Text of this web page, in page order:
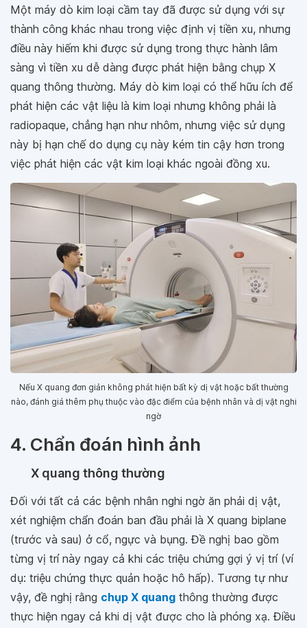
Một máy dò kim loại cầm tay đã được sử dụng với sự
thành công khác nhau trong việc định vị tiền xu, nhưng
điều này hiếm khi được sử dụng trong thực hành lâm
sàng vì tiền xu dễ dàng được phát hiện bằng chụp X
quang thông thường. Máy dò kim loại có thể hữu ích để
phát hiện các vật liệu là kim loại nhưng không phải là
radiopaque, chẳng hạn như nhôm, nhưng việc sử dụng
này bị hạn chế do dụng cụ này kém tin cậy hơn trong
việc phát hiện các vật kim loại khác ngoài đồng xu.
Nếu X quang đơn giản không phát hiện bất kỳ dị vật hoặc bất thường
nào, đánh giá thêm phụ thuộc vào đặc điểm của bệnh nhân và dị vật nghi
ngờ
4. Chẩn đoán hình ảnh
X quang thông thường
Đối với tất cả các bệnh nhân nghi ngờ ăn phải dị vật,
xét nghiệm chẩn đoán ban đầu phải là X quang biplane
(trước và sau) ở cổ, ngực và bụng. Đề nghị bao gồm
từng vị trí này ngay cả khi các triệu chứng gợi ý vị trí (ví
dụ: triệu chứng thực quản hoặc hô hấp). Tương tự như
vậy, đề nghị rằng chụp X quang thông thường được
thực hiện ngay cả khi dị vật được cho là phóng xạ. Điều